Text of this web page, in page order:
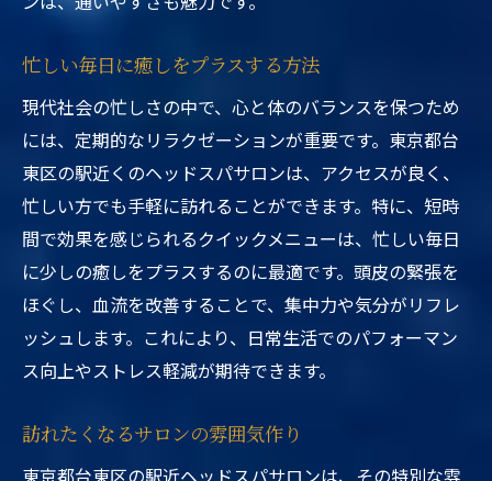
忙しい毎日に癒しをプラスする方法
現代社会の忙しさの中で、心と体のバランスを保つため
には、定期的なリラクゼーションが重要です。東京都台
東区の駅近くのヘッドスパサロンは、アクセスが良く、
忙しい方でも手軽に訪れることができます。特に、短時
間で効果を感じられるクイックメニューは、忙しい毎日
に少しの癒しをプラスするのに最適です。頭皮の緊張を
ほぐし、血流を改善することで、集中力や気分がリフレ
ッシュします。これにより、日常生活でのパフォーマン
ス向上やストレス軽減が期待できます。
訪れたくなるサロンの雰囲気作り
東京都台東区の駅近ヘッドスパサロンは、その特別な雰